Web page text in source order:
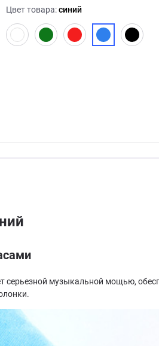
Цвет товара:синий
серьезной музыкальной мощью,